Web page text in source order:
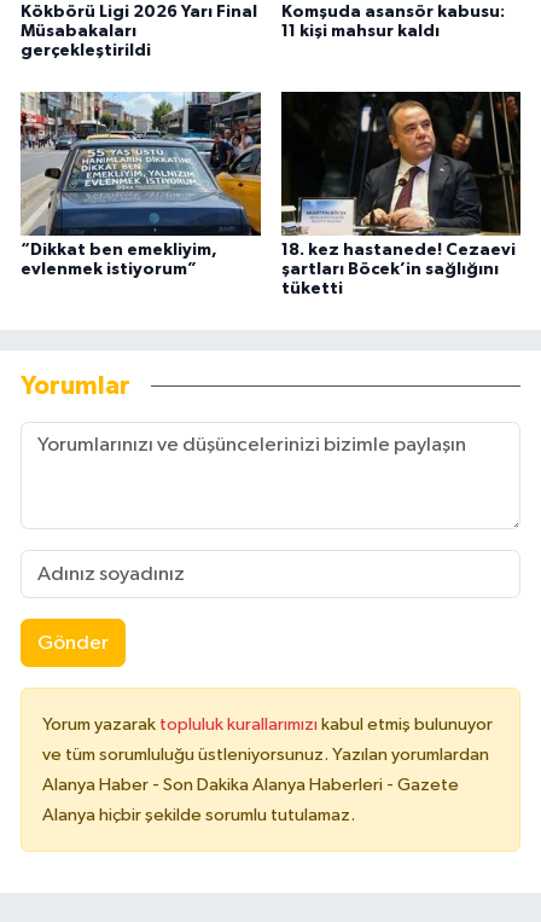
Kökbörü Ligi 2026 Yarı Final
Müsabakaları
gerçekleştirildi
Komşuda asansör kabusu:
11 kişi mahsur kaldı
“Dikkat ben emekliyim,
evlenmek istiyorum”
18. kez hastanede! Cezaevi
şartları Böcek’in sağlığını
tüketti
Yorumlar
Gönder
Yorum yazarak topluluk kurallarımızı kabul etmiş bulunuyor
ve tüm sorumluluğu üstleniyorsunuz. Yazılan yorumlardan
Alanya Haber - Son Dakika Alanya Haberleri - Gazete
Alanya hiçbir şekilde sorumlu tutulamaz.